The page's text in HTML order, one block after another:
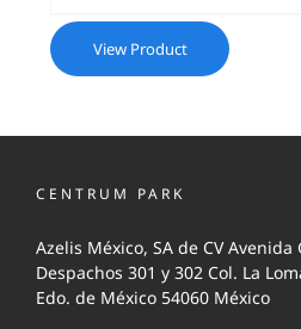
View Product
CENTRUM PARK
Azelis México, SA de CV Avenida
Despachos 301 y 302 Col. La
Edo. de México 54060 México